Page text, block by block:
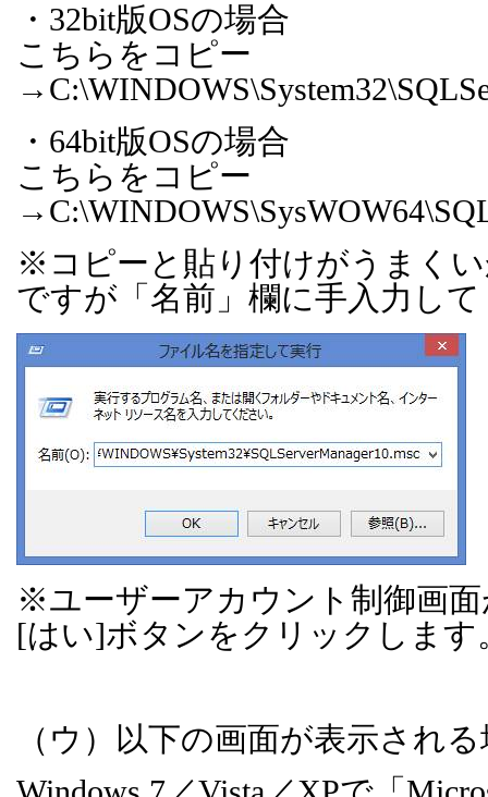
・ 32bit版OSの場合
こちらをコピー
→
・ 64bit版OSの場合
こちらをコピー
→
※コピーと貼り付けがうまく
ですが「名前」欄に手入力し
※ユーザーアカウント制御画
[はい]ボタンをクリックします
（ウ）以下の画面が表示され